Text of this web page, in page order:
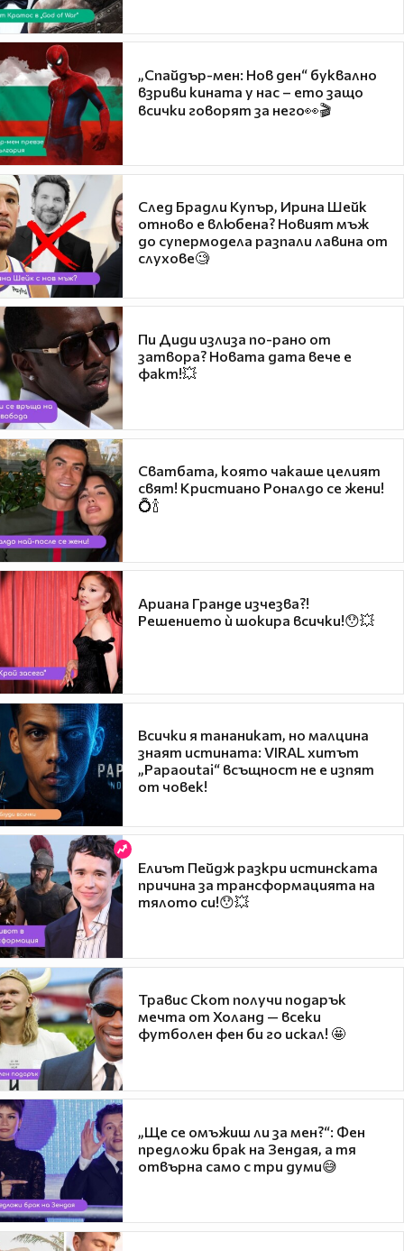
„Спайдър-мен: Нов ден“ буквално
взриви кината у нас – ето защо
всички говорят за него👀🎬
След Брадли Купър, Ирина Шейк
отново е влюбена? Новият мъж
до супермодела разпали лавина от
слухове🧐
Пи Диди излиза по-рано от
затвора? Новата дата вече е
факт!💥
Сватбата, която чакаше целият
свят! Кристиано Роналдо се жени!
💍🍾
Ариана Гранде изчезва?!
Решението ѝ шокира всички!😯💥
Всички я тананикат, но малцина
знаят истината: VIRAL хитът
„Papaoutai“ всъщност не е изпят
от човек!
Елиът Пейдж разкри истинската
причина за трансформацията на
тялото си!😯💥
Травис Скот получи подарък
мечта от Холанд — всеки
футболен фен би го искал! 🤩
„Ще се омъжиш ли за мен?“: Фен
предложи брак на Зендая, а тя
отвърна само с три думи😅